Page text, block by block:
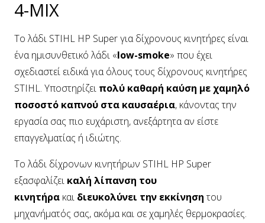
4-MIX
Το λάδι STIHL HP Super για δίχρονους κινητήρες είναι
ένα ημισυνθετικό λάδι «low-smoke» που έχει
σχεδιαστεί ειδικά για όλους τους δίχρονους κινητήρες
STIHL. Υποστηρίζει πολύ καθαρή καύση με χαμηλό
ποσοστό καπνού στα καυσαέρια, κάνοντας την
εργασία σας πιο ευχάριστη, ανεξάρτητα αν είστε
επαγγελματίας ή ιδιώτης.
Το λάδι δίχρονων κινητήρων STIHL HP Super
εξασφαλίζει καλή λίπανση του
κινητήρα και διευκολύνει την εκκίνησητου
μηχανήματός σας, ακόμα και σε χαμηλές θερμοκρασίες.